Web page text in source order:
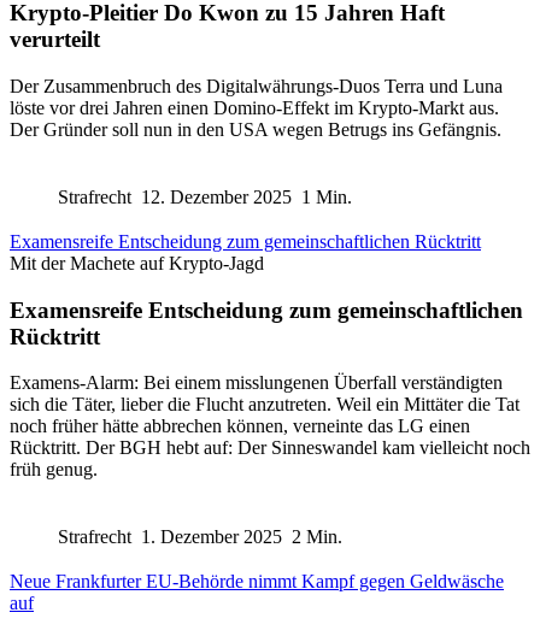
Krypto-Pleitier Do Kwon zu 15 Jahren Haft
verurteilt
Der Zusammenbruch des Digitalwährungs-Duos Terra und Luna
löste vor drei Jahren einen Domino-Effekt im Krypto-Markt aus.
Der Gründer soll nun in den USA wegen Betrugs ins Gefängnis.
Strafrecht 12. Dezember 2025 1 Min.
Examensreife Entscheidung zum gemeinschaftlichen Rücktritt
Mit der Machete auf Krypto-Jagd
Examensreife Entscheidung zum gemeinschaftlichen
Rücktritt
Examens-Alarm: Bei einem misslungenen Überfall verständigten
sich die Täter, lieber die Flucht anzutreten. Weil ein Mittäter die Tat
noch früher hätte abbrechen können, verneinte das LG einen
Rücktritt. Der BGH hebt auf: Der Sinneswandel kam vielleicht noch
früh genug.
Strafrecht 1. Dezember 2025 2 Min.
Neue Frankfurter EU-Behörde nimmt Kampf gegen Geldwäsche
auf